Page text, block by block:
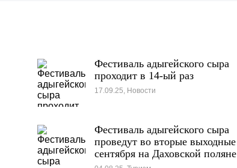
Фестиваль адыгейского сыра
проходит в 14-ый раз
17.09.25, Новости
Фестиваль адыгейского сыра
проведут во вторые выходные
сентября на Даховской поляне